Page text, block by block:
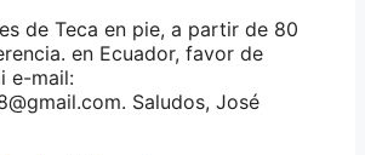
de Teca en pie, a partir de 80
en Ecuador, favor de
e-mail:
Saludos, José